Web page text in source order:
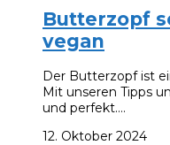
Butterzopf
vegan
Der Butterzopf ist
Mit unseren Tipps
und perfekt.…
12. Oktober 2024